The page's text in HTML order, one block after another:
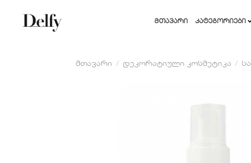
ᲛᲗᲐᲕᲐᲠᲘ ᲙᲐᲢᲔᲒᲝᲠᲘᲔᲑᲘ
მთავარი / დეკორატიული კოსმეტიკა /